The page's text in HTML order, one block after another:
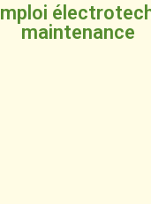
maintenance